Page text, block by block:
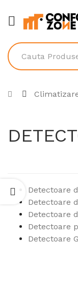
Detectoare
Detectoare
Detectoare
Detectoare
Detectoare